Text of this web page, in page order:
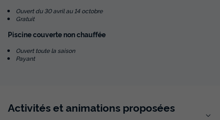
Ouvert du 30 avril au 14 octobre
Gratuit
Piscine couverte non chauffée
Ouvert toute la saison
Payant
Activités et animations proposées